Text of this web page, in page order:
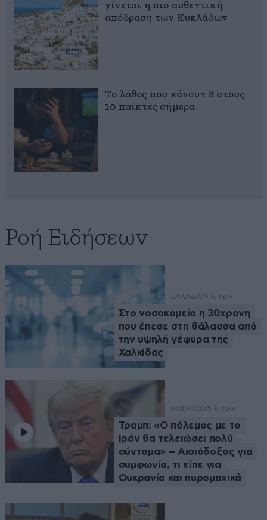
γίνεται η πιο αυθεντική
απόδραση των Κυκλάδων
Το λάθος που κάνουν 8 στους
10 παίκτες σήμερα
Ροή Ειδήσεων
ΕΛΛΑΔΑ 19 λ. πριν
Στο νοσοκομείο η 30χρονη
που έπεσε στη θάλασσα από
την υψηλή γέφυρα της
Χαλκίδας
ΚΟΣΜΟΣ45 λ. πριν
Τραμπ: «Ο πόλεμος με το
Ιράν θα τελειώσει πολύ
σύντομα» – Αισιόδοξος για
συμφωνία, τι είπε για
Ουκρανία και πυρομαχικά